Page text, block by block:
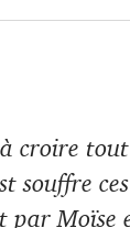
croire
souffre ces
par Moïse